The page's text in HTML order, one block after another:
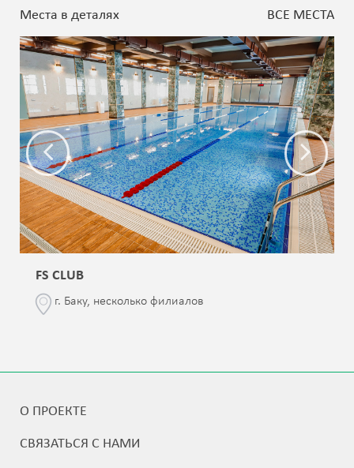
Места в деталях ВСЕ МЕСТА
FS CLUB
г. Баку, несколько филиалов
О ПРОЕКТЕ
СВЯЗАТЬСЯ С НАМИ